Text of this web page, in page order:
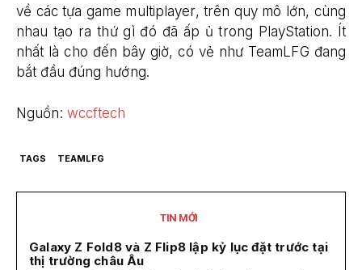
về các tựa game multiplayer, trên quy mô lớn, cùng
nhau tạo ra thứ gì đó đã ấp ủ trong PlayStation. Ít
nhất là cho đến bây giờ, có vẻ như TeamLFG đang
bắt đầu đúng hướng.
Nguồn: wccftech
TAGS TEAMLFG
TIN MỚI
Galaxy Z Fold8 và Z Flip8 lập kỷ lục đặt trước tại
thị trường châu Âu